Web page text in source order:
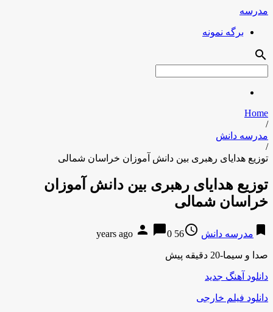
مدرسه
برگه نمونه
search
Home
/
مدرسه دانش
/
توزیع هدایای رهبری بین دانش آموزان خراسان شمالی
توزیع هدایای رهبری بین دانش آموزان
خراسان شمالی
bookmark مدرسه دانش access_time
56 years ago
person chat_bubble0
صدا و سیما-20 دقیقه پیش
دانلود آهنگ جدید
دانلود فیلم خارجی